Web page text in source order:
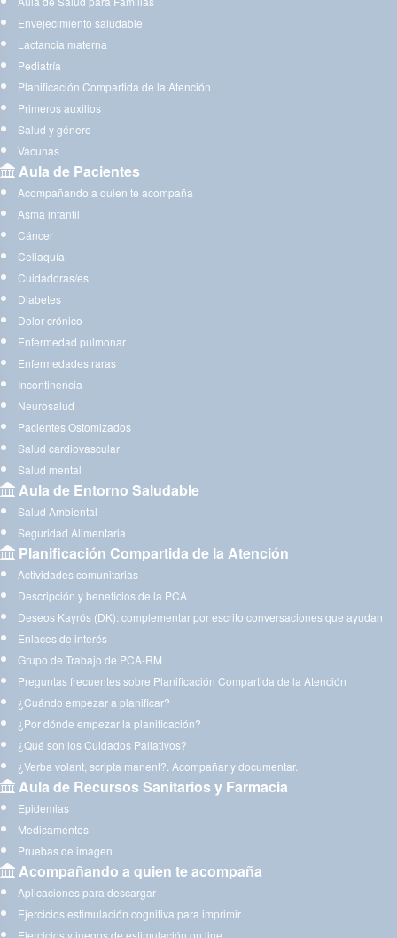
Envejecimiento saludable
Lactancia materna
Pediatría
Planificación Compartida de la Atención
Primeros auxilios
Salud y género
Vacunas
Aula de Pacientes
Acompañando a quien te acompaña
Asma infantil
Cáncer
Celiaquía
Cuidadoras/es
Diabetes
Dolor crónico
Enfermedad pulmonar
Enfermedades raras
Incontinencia
Neurosalud
Pacientes Ostomizados
Salud cardiovascular
Salud mental
Aula de Entorno Saludable
Salud Ambiental
Seguridad Alimentaria
Planificación Compartida de la Atención
Actividades comunitarias
Descripción y beneficios de la PCA
Deseos Kayrós (DK): complementar por escrito conversaciones que ayudan
Enlaces de interés
Grupo de Trabajo de PCA-RM
Preguntas frecuentes sobre Planificación Compartida de la Atención
¿Cuándo empezar a planificar?
¿Por dónde empezar la planificación?
¿Qué son los Cuidados Paliativos?
¿Verba volant, scripta manent?. Acompañar y documentar.
Aula de Recursos Sanitarios y Farmacia
Epidemias
Medicamentos
Pruebas de imagen
Acompañando a quien te acompaña
Aplicaciones para descargar
Ejercicios estimulación cognitiva para imprimir